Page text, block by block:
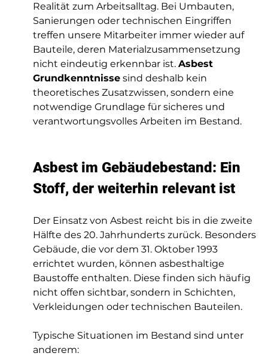
Realität zum Arbeitsalltag. Bei Umbauten,
Sanierungen oder technischen Eingriffen
treffen unsere Mitarbeiter immer wieder auf
Bauteile, deren Materialzusammensetzung
nicht eindeutig erkennbar ist. Asbest
Grundkenntnisse sind deshalb kein
theoretisches Zusatzwissen, sondern eine
notwendige Grundlage für sicheres und
verantwortungsvolles Arbeiten im Bestand.
Asbest im Gebäudebestand: Ein
Stoff, der weiterhin relevant ist
Der Einsatz von Asbest reicht bis in die zweite
Hälfte des 20. Jahrhunderts zurück. Besonders
Gebäude, die vor dem 31. Oktober 1993
errichtet wurden, können asbesthaltige
Baustoffe enthalten. Diese finden sich häufig
nicht offen sichtbar, sondern in Schichten,
Verkleidungen oder technischen Bauteilen.
Typische Situationen im Bestand sind unter
anderem: